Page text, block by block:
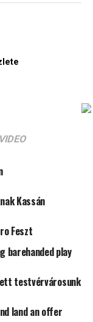
VIDEO
Kassán
Feszt
barehanded play
testvérvárosunk
land an offer